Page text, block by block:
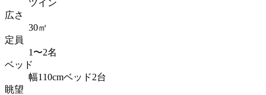
ツイン
広さ
30㎡
定員
1〜2名
ベッド
幅110cmベッド2台
眺望